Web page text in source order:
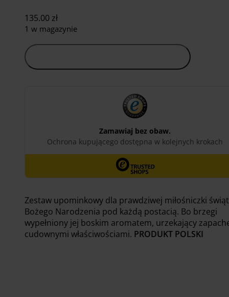
135.00 zł
1 w magazynie
Zestaw upominkowy dla prawdziwej miłośniczki świąt
Bożego Narodzenia pod każdą postacią. Bo brzegi
wypełniony jej boskim aromatem, urzekający
cudownymi właściwościami. PRODUKT POLSKI